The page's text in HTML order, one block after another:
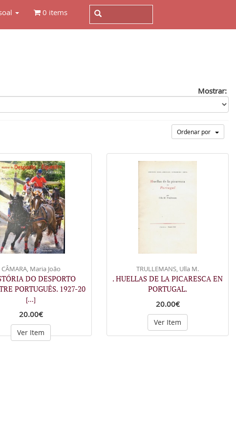
0 items
Mostrar:
Ordenar por
CÂMARA, Maria João
DO DESPORTO
PORTUGUÊS. 1927-20
[...]
20.00€
Ver Item
TRULLEMANS, Ulla M.
. HUELLAS DE LA PICARESCA EN
PORTUGAL.
20.00€
Ver Item